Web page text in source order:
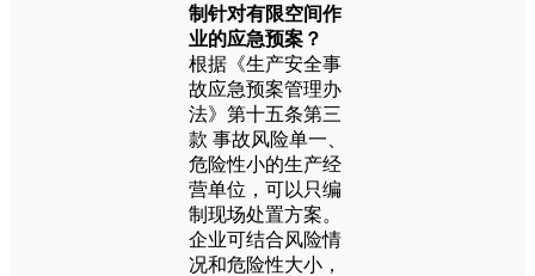
制针对有限空间作
业的应急预案？
根据《生产安全事
故应急预案管理办
法》第十五条第三
款 事故风险单一、
危险性小的生产经
营单位，可以只编
制现场处置方案。
企业可结合风险情
况和危险性大小，